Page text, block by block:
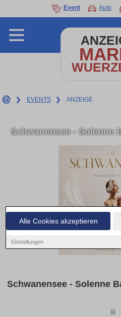
Alle Cookies akzeptieren
Einstellungen
Event Auto
❯ EVENTS ❯ ANZEIGE
Schwanensee - Solenne
Schwanensee - Solenne
jjj